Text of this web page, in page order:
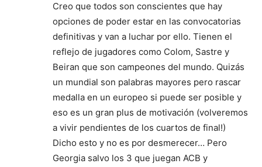
Creo que todos son conscientes que hay
opciones de poder estar en las convocatorias
definitivas y van a luchar por ello. Tienen el
reflejo de jugadores como Colom, Sastre y
Beiran que son campeones del mundo. Quizás
un mundial son palabras mayores pero rascar
medalla en un europeo si puede ser posible y
eso es un gran plus de motivación (volveremos
a vivir pendientes de los cuartos de final!)
Dicho esto y no es por desmerecer… Pero
Georgia salvo los 3 que juegan ACB y